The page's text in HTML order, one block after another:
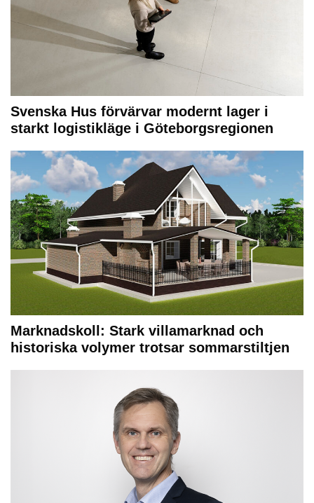
Svenska Hus förvärvar modernt lager i
starkt logistikläge i Göteborgsregionen
Marknadskoll: Stark villamarknad och
historiska volymer trotsar sommarstiltjen